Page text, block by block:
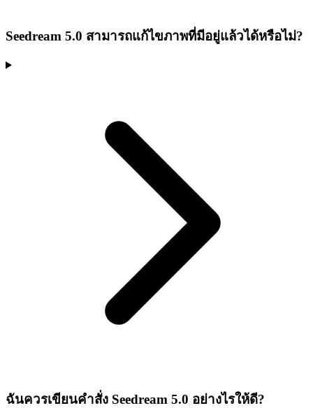
Seedream 5.0 สามารถแก้ไขภาพที่มีอยู่แล้วได้หรือไม่?
ฉันควรเขียนคำสั่ง Seedream 5.0 อย่างไรให้ดี?